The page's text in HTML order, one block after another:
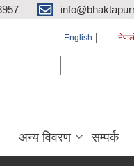
English
अन्य विवरण सम्पर्क